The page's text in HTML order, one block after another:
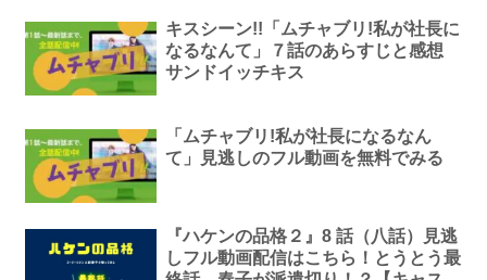
キスシーン!!「ムチャブリ!私が社長に
なるなんて」７話のあらすじと感想
サンドイッチキス
「ムチャブリ!私が社長になるなん
て」見逃しのフル動画を無料でみる
『ハケンの品格２』8 話（八話）見逃
しフル動画配信はこちら！とうとう最